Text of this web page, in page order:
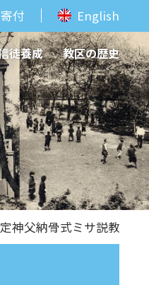
寄付 English
徒養成 教区の歴史
神父納骨式ミサ説教